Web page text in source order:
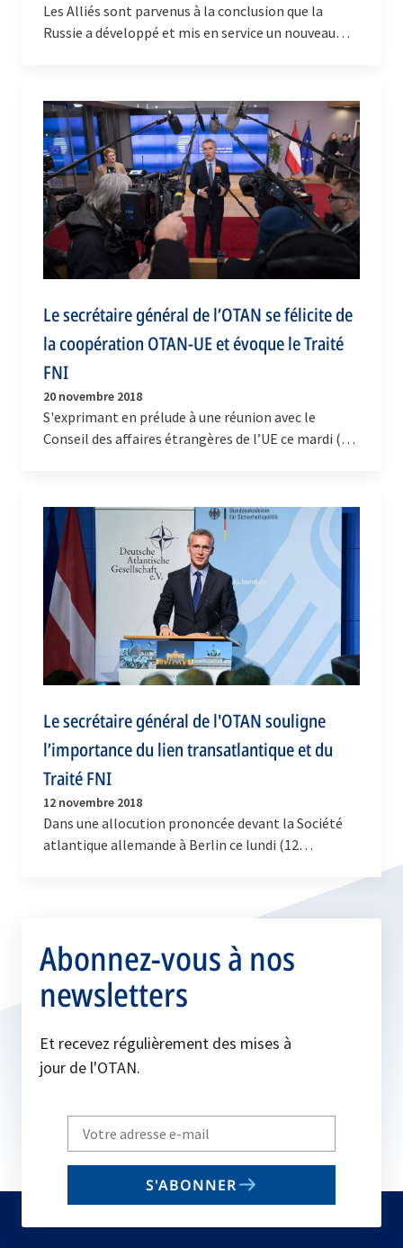
Les Alliés sont parvenus à la conclusion que la
Russie a développé et mis en service un nouveau
Le secrétaire général de l’OTAN se félicite de
la coopération OTAN-UE et évoque le Traité
FNI
20 novembre 2018
S'exprimant en prélude à une réunion avec le
Conseil des affaires étrangères de l’UE ce mardi (20
Le secrétaire général de l'OTAN souligne
l’importance du lien transatlantique et du
Traité FNI
12 novembre 2018
Dans une allocution prononcée devant la Société
atlantique allemande à Berlin ce lundi (12
Abonnez-vous à nos
newsletters
Et recevez régulièrement des mises à
jour de l'OTAN.
Write
your
email
S'ABONNER